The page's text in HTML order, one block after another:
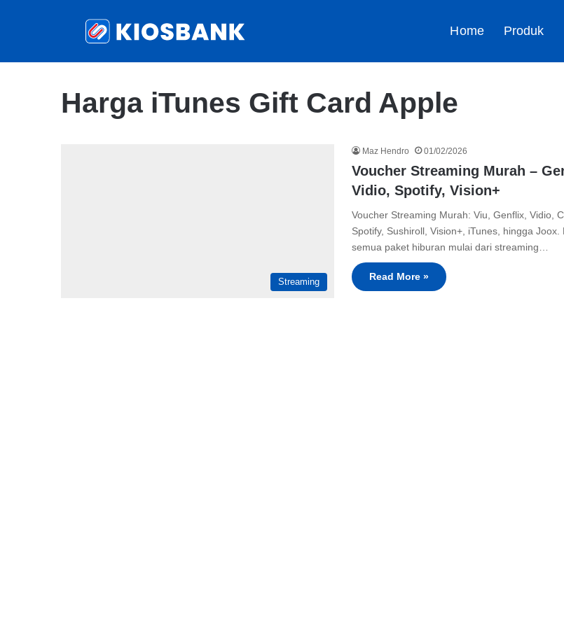
Home Produk
Harga iTunes Gift Card Apple
Streaming
Maz Hendro 01/02/2026
Voucher Streaming Murah –
Vidio, Spotify, Vision+
Voucher Streaming Murah: Viu, Genflix, Vidio,
Spotify, Sushiroll, Vision+, iTunes, hingga Joox.
semua paket hiburan mulai dari streaming…
Read More »